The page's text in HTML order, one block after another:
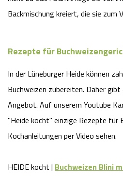
Backmischung kreiert, die sie zum
Rezepte für
In der Lüneburger Heide können
Buchweizen zubereiten. Daher
Angebot. Auf unserem Youtube
"Heide kocht" einzige Rezepte für
Kochanleitungen per Video sehen.
HEIDE kocht | Buchweizen Blini